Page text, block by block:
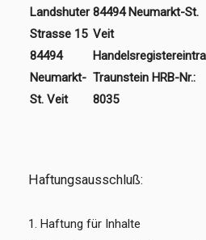
Landshuter
Strasse 15
84494
Neumarkt-
St. Veit
84494 Neumarkt-St.
Veit
Traunstein HRB-Nr.:
8035
Haftungsausschluß:
1. Haftung für Inhalte